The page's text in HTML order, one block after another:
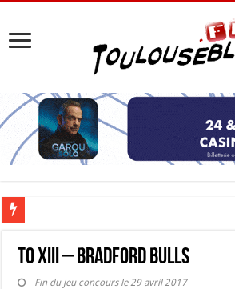
TO XIII – Bradford Bulls
Fin du jeu concours le 29 avril 2017